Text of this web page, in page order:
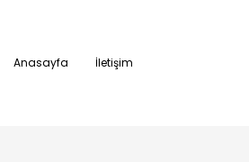
Anasayfa İletişim